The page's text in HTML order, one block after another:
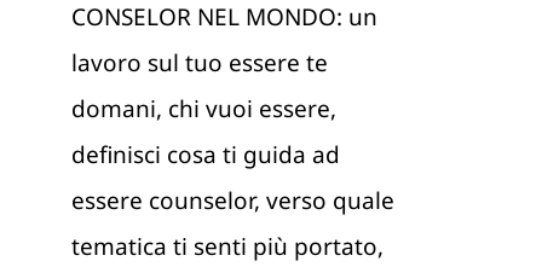
CONSELOR NEL MONDO: un
lavoro sul tuo essere te
domani, chi vuoi essere,
definisci cosa ti guida ad
essere counselor, verso quale
tematica ti senti più portato,